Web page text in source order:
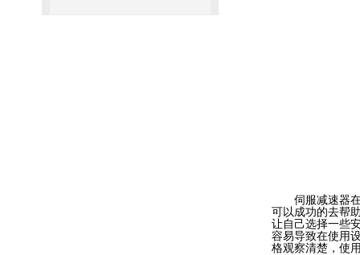
伺服减速器
可以成功的去帮
让自己选择一些
容易导致在使用
格观察清楚，使